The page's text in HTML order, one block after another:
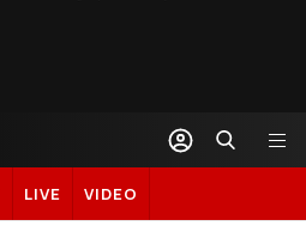
LIVE VIDEO